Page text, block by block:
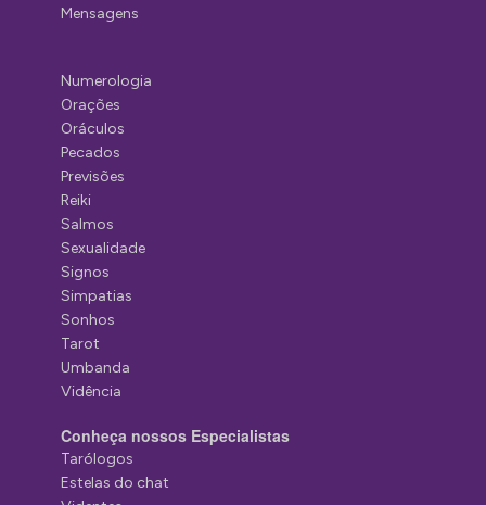
Mensagens
Numerologia
Orações
Oráculos
Pecados
Previsões
Reiki
Salmos
Sexualidade
Signos
Simpatias
Sonhos
Tarot
Umbanda
Vidência
Conheça nossos Especialistas
Tarólogos
Estelas do chat